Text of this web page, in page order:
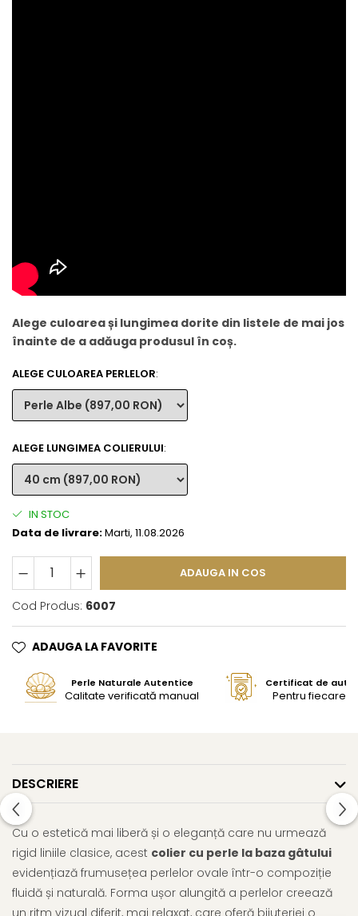
Alege culoarea și lungimea dorite din listele de mai jos
înainte de a adăuga produsul în coș.
ALEGE CULOAREA PERLELOR:
ALEGE LUNGIMEA COLIERULUI:
IN STOC
Data de livrare:Marti, 11.08.2026
ADAUGA IN COS
Cod Produs: 6007
ADAUGA LA FAVORITE
Perle Naturale Autentice
Calitate verificată manual
Certificat de
Pentru fiecare
DESCRIERE
Cu o estetică mai liberă și o eleganță care nu urmează
rigid liniile clasice, acest colier cu perle la baza gâtului
evidențiază frumusețea perlelor ovale într-o compoziție
fluidă și naturală. Forma ușor alungită a perlelor creează